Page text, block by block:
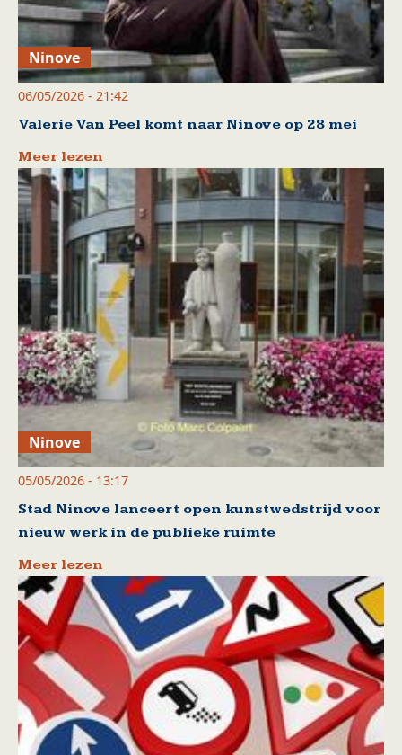
Ninove
06/05/2026 - 21:42
Valerie Van Peel komt naar Ninove op 28 mei
Meer lezen
Ninove
05/05/2026 - 13:17
Stad Ninove lanceert open kunstwedstrijd voor
nieuw werk in de publieke ruimte
Meer lezen